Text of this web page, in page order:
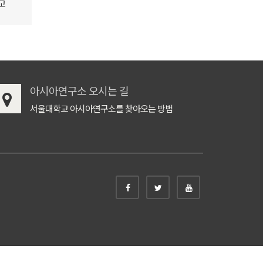
아시아연구소 오시는 길
서울대학교 아시아연구소를 찾아오는 방법